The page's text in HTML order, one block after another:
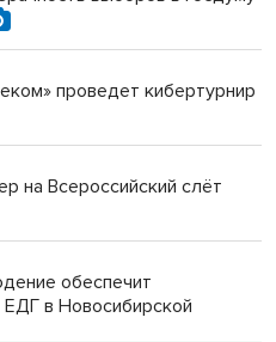
за избиение врачей
проведет кибертурнир
на Всероссийский слёт
обеспечит
ЕДГ в Новосибирской